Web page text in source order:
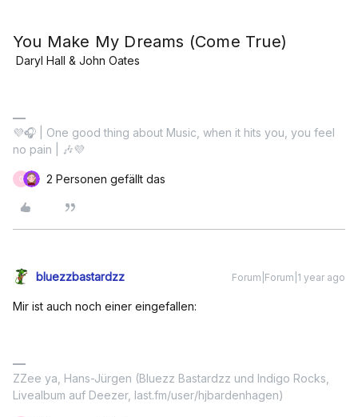
You Make My Dreams (Come True)
Daryl Hall & John Oates
💜🎧 | One good thing about Music, when it hits you, you feel
no pain | 🎶💜
O 2 Personen gefällt das
bluezzbastardzz Forum|Forum|1 year ago
Mir ist auch noch einer eingefallen:
ZZee ya, Hans-Jürgen (Bluezz Bastardzz und Indigo Rocks,
Livealbum auf Deezer, last.fm/user/hjbardenhagen)